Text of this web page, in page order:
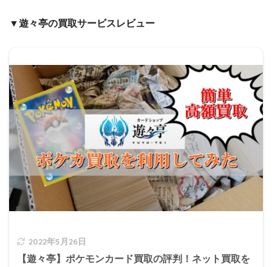
▼遊々亭の買取サービスレビュー
2022年5月26日
【遊々亭】ポケモンカード買取の評判！ネット買取を